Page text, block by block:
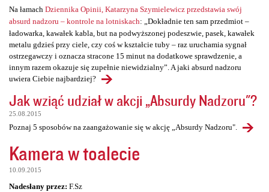
Na łamach Dziennika Opinii, Katarzyna Szymielewicz przedstawia swój
absurd nadzoru – kontrole na lotniskach: „Dokładnie ten sam przedmiot –
ładowarka, kawałek kabla, but na podwyższonej podeszwie, pasek, kawałek
metalu gdzieś przy ciele, czy coś w kształcie tuby – raz uruchamia sygnał
ostrzegawczy i oznacza stracone 15 minut na dodatkowe sprawdzenie, a
innym razem okazuje się zupełnie niewidzialny”. A jaki absurd nadzoru
uwiera Ciebie najbardziej?
Jak wziąć udział w akcji „Absurdy Nadzoru"?
25.08.2015
Poznaj 5 sposobów na zaangażowanie się w akcję „Absurdy Nadzoru".
Kamera w toalecie
10.09.2015
Nadesłany przez: F.Sz